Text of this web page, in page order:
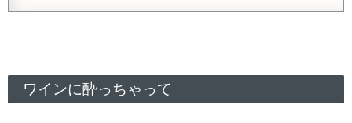
ワインに酔っちゃって